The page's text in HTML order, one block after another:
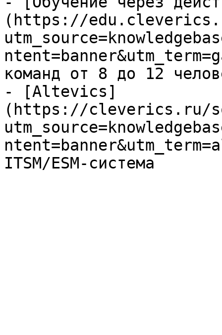
(https://
команд от 8 до 12
- [Altevics]
(https://cleverics.ru/
ITSM/ESM-система